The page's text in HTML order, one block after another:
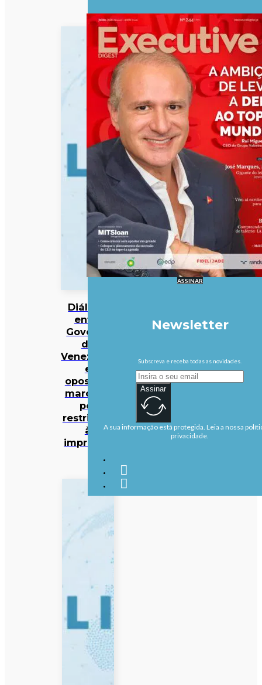
Diálogo
entre
Governo
da
Venezuela
e
oposição
marcado
por
restrições
à
imprensa
ASSINAR
Newsletter
Subscreva e receba todas as novidades.
Assinar
A sua informação está protegida. Leia a nossa
privacidade.